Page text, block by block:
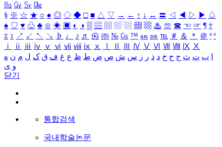
㏃ ㏉ ㏜ ㏆
§ ※ ☆ ★ ○ ● ◎ ◇ ◆ □ ■ △ ▽ → ← ↑ ↓ ↔ 〓 ◁ ◀ ▷ ▶ ♤
♠ ♡ ♥ ♧ ♣ ⊙ ◈ ▣ ◐ ◑ ▒ ▤ ▨ ▧ ▦ ▩ ♨ ☏ ☎ ☜ ☞ ¶ †
‡ ↕ ↗ ↙ ↖ ↘ ♭ ♩ ♪ ♬ ㉿ ㈜ № ㏇ ™ ㏂ ㏘ ℡ ＃ ＆ ＊ ＠ ª º
ⅰ
ⅱ ⅲ ⅳ ⅴ ⅵ ⅶ ⅷ ⅸ ⅹ Ⅳ Ⅴ Ⅵ Ⅶ Ⅷ Ⅸ Ⅹ
ب ت ث ج ح خ د ذ ر ز س ش ص ض ط ظ ع غ ف ق ک ل م ن ه
و ی
닫기
통합검색
국내학술논문